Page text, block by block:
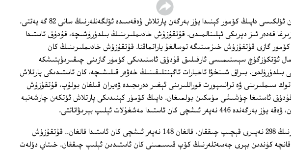
خىتاينىڭ خېنەن ئۆلكىسى داپىڭ كۆمۈر كېنىدا يۈز بەرگەن پارتلاش ۋەقەسىدە ئۆلگەنلەرنىڭ سانى 82 گە يەتتى.
قەدەر ئىز دېرىكى ئېلىنالمىدى. قۇتقۇزۇش خادىملىرىنىڭ بىلدۈرۈشىچە، قۇدۇق ئاستىدا
كۆمۈر گازى قۇتقۇزۇش خىزمىتىگە توسالغۇ ياراتماقتا. قۇتقۇزۇش خادىملىرىنىڭ كان
ئۆتكۈزگۈچ سېستىمىسى ئارقىلىق قۇدۇق ئاستىدىكى كۆمۈر گازىنى چىقىرىۋېتىشكە
بىلدۈرۈلدى. بىراق شىنخۋا ئاخبارات ئاگېنتلىقىنىڭ خەۋەر قىلىشىچە، كان ئاستىدىكى پارتلاش
سىملىرىنى ۋە ترانسپورت قوراللىرىنى ئېغىر دەرىجىدە ۋەيران قىلغان بولۇپ، قۇتقۇزۇش
ئاستىغا چۈشىشى مۈمكىن بولمىغان. داپىڭ كۆمۈر كېنىدىكى پارتلاش ئۆتكەن چارشەنبە
ئىشچى كان ئاستىدا مەشغۇلات ئېلىپ بېرىۋاتاتتى.
ۋەقەدە ئىشچىلارنىڭ 298 نەپىرى قېچىپ چىققان، قالغان 148 نەپەر ئىشچى كان ئاستىدا قالغان.. قۇتقۇزۇش
كۈندىن بېرى جەسەتلەرنىڭ كۆپ قىسىمىنى كان ئاستىدىن ئېلىپ چىققان. خىتاي دۆلەت